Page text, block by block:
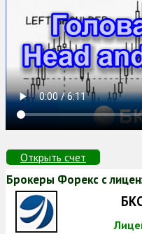
Открыть счет
Брокеры Форекс с